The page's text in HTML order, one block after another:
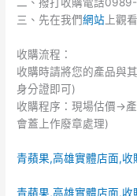
三、先在我們網站 上觀
收購流程：
收購時請將您的產品與
身分證即可)
收購程序：現場估價->
會蓋上作廢章處理)
青蘋果,高雄實體店面,
青蘋果,高雄實體店面,